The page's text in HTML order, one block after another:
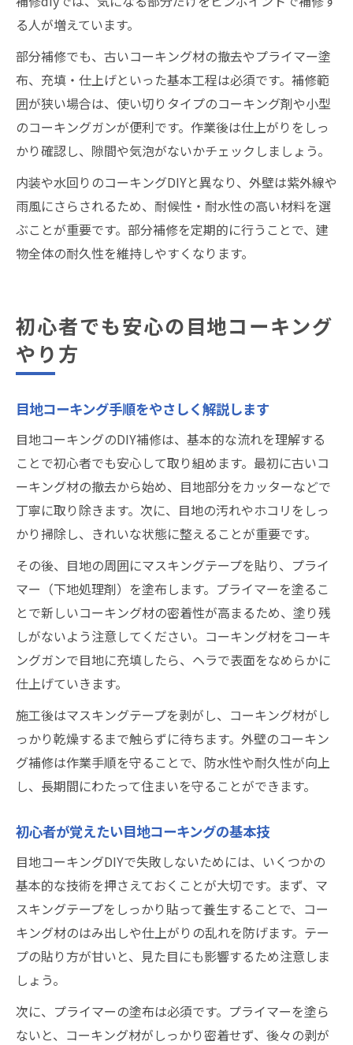
る人が増えています。
部分補修でも、古いコーキング材の撤去やプライマー塗
布、充填・仕上げといった基本工程は必須です。補修範
囲が狭い場合は、使い切りタイプのコーキング剤や小型
のコーキングガンが便利です。作業後は仕上がりをしっ
かり確認し、隙間や気泡がないかチェックしましょう。
内装や水回りのコーキングDIYと異なり、外壁は紫外線や
雨風にさらされるため、耐候性・耐水性の高い材料を選
ぶことが重要です。部分補修を定期的に行うことで、建
物全体の耐久性を維持しやすくなります。
初心者でも安心の目地コーキング
やり方
目地コーキング手順をやさしく解説します
目地コーキングのDIY補修は、基本的な流れを理解する
ことで初心者でも安心して取り組めます。最初に古いコ
ーキング材の撤去から始め、目地部分をカッターなどで
丁寧に取り除きます。次に、目地の汚れやホコリをしっ
かり掃除し、きれいな状態に整えることが重要です。
その後、目地の周囲にマスキングテープを貼り、プライ
マー（下地処理剤）を塗布します。プライマーを塗るこ
とで新しいコーキング材の密着性が高まるため、塗り残
しがないよう注意してください。コーキング材をコーキ
ングガンで目地に充填したら、ヘラで表面をなめらかに
仕上げていきます。
施工後はマスキングテープを剥がし、コーキング材がし
っかり乾燥するまで触らずに待ちます。外壁のコーキン
グ補修は作業手順を守ることで、防水性や耐久性が向上
し、長期間にわたって住まいを守ることができます。
初心者が覚えたい目地コーキングの基本技
目地コーキングDIYで失敗しないためには、いくつかの
基本的な技術を押さえておくことが大切です。まず、マ
スキングテープをしっかり貼って養生することで、コー
キング材のはみ出しや仕上がりの乱れを防げます。テー
プの貼り方が甘いと、見た目にも影響するため注意しま
しょう。
次に、プライマーの塗布は必須です。プライマーを塗ら
ないと、コーキング材がしっかり密着せず、後々の剥が